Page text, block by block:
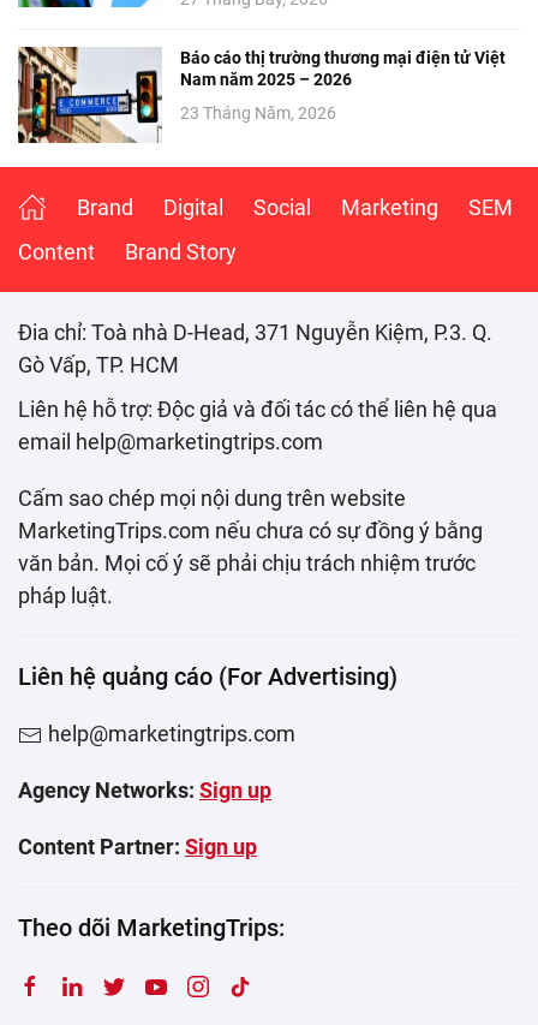
Báo cáo thị trường thương mại điện tử Việt
Nam năm 2025 – 2026
23 Tháng Năm, 2026
Brand Digital Social Marketing
SEM
Content
Brand Story
Đia chỉ: Toà nhà D-Head, 371 Nguyễn Kiệm, P.3. Q.
Gò Vấp, TP. HCM
Liên hệ hỗ trợ: Độc giả và đối tác có thể liên hệ qua
email help@marketingtrips.com
Cấm sao chép mọi nội dung trên website
MarketingTrips.com nếu chưa có sự đồng ý bằng
văn bản. Mọi cố ý sẽ phải chịu trách nhiệm trước
pháp luật.
Liên hệ quảng cáo (For Advertising)
help@marketingtrips.com
Agency Networks: Sign up
Content Partner: Sign up
Theo dõi MarketingTrips: